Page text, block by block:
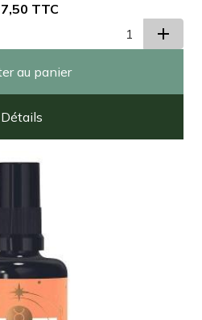
TTC
au panier
Détails